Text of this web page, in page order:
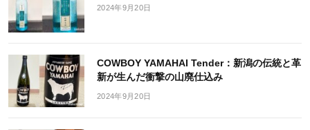
2024年9月20日
COWBOY YAMAHAI Tender：新潟の伝統と革
新が生んだ衝撃の山廃仕込み
2024年9月20日